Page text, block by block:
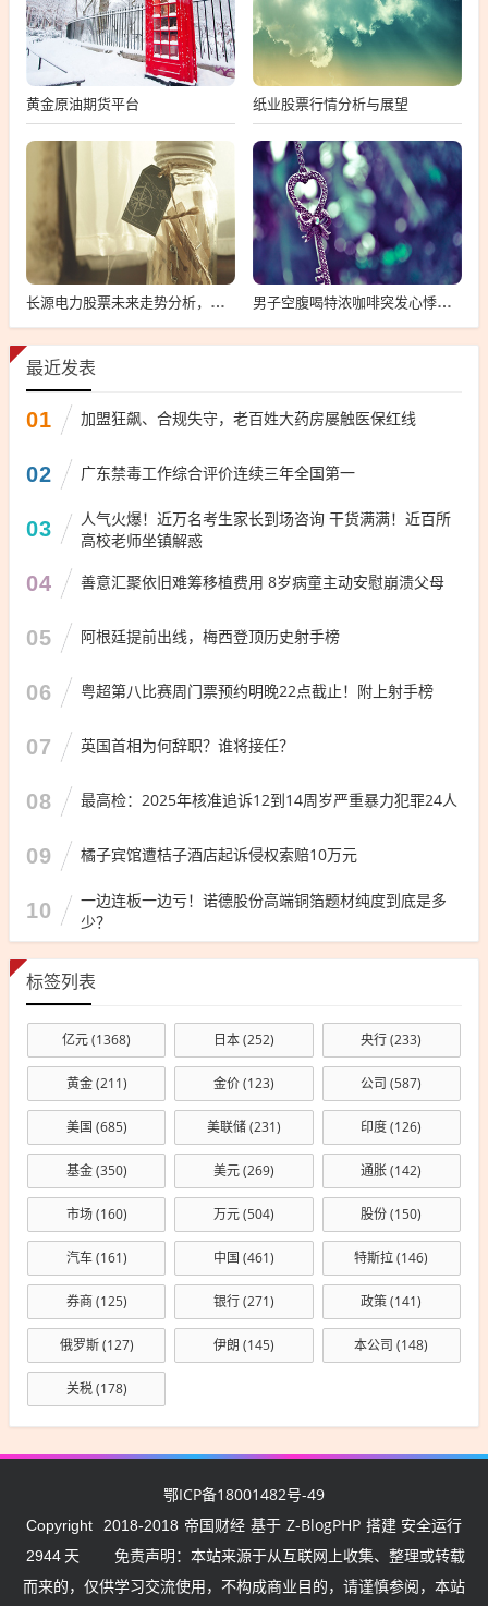
黄金原油期货平台 纸业股票行情分析与展望
长源电力股票未来走势分析，能否继续上涨？ 男子空腹喝特浓咖啡突发心悸，空腹喝特浓咖啡引发心悸险情
最近发表
01 加盟狂飙、合规失守，老百姓大药房屡触医保红线
02 广东禁毒工作综合评价连续三年全国第一
03
人气火爆！近万名考生家长到场咨询 干货满满！近百所
高校老师坐镇解惑
04 善意汇聚依旧难筹移植费用 8岁病童主动安慰崩溃父母
05 阿根廷提前出线，梅西登顶历史射手榜
06 粤超第八比赛周门票预约明晚22点截止！附上射手榜
07 英国首相为何辞职？谁将接任？
08 最高检：2025年核准追诉12到14周岁严重暴力犯罪24人
09 橘子宾馆遭桔子酒店起诉侵权索赔10万元
10
一边连板一边亏！诺德股份高端铜箔题材纯度到底是多
少？
标签列表
亿元(1368) 日本(252) 央行(233)
黄金(211) 金价(123) 公司 (587)
美国 (685) 美联储(231) 印度(126)
基金(350) 美元(269) 通胀(142)
市场(160) 万元(504) 股份(150)
汽车(161) 中国 (461) 特斯拉(146)
券商(125) 银行(271) 政策(141)
俄罗斯(127) 伊朗 (145) 本公司 (148)
关税(178)
鄂ICP备18001482号-49
Copyright 2018-2018 帝国财经 基于 Z-BlogPHP 搭建 安全运行
2944 天
免责声明：本站来源于从互联网上收集、整理或转载
而来的，仅供学习交流使用，不构成商业目的，请谨慎参阅，本站